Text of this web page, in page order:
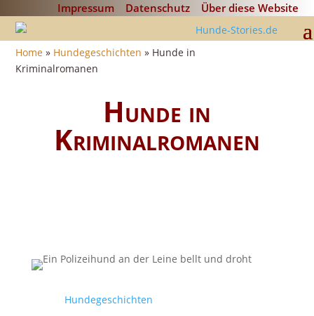
Impressum Datenschutz Über diese Website
Home » Hundegeschichten » Hunde in
Kriminalromanen
Hunde in
Kriminalromanen
Hundegeschichten